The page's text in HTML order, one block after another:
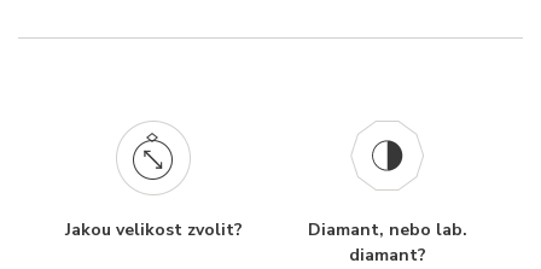
Jakou velikost zvolit?
Diamant, nebo lab.
diamant?